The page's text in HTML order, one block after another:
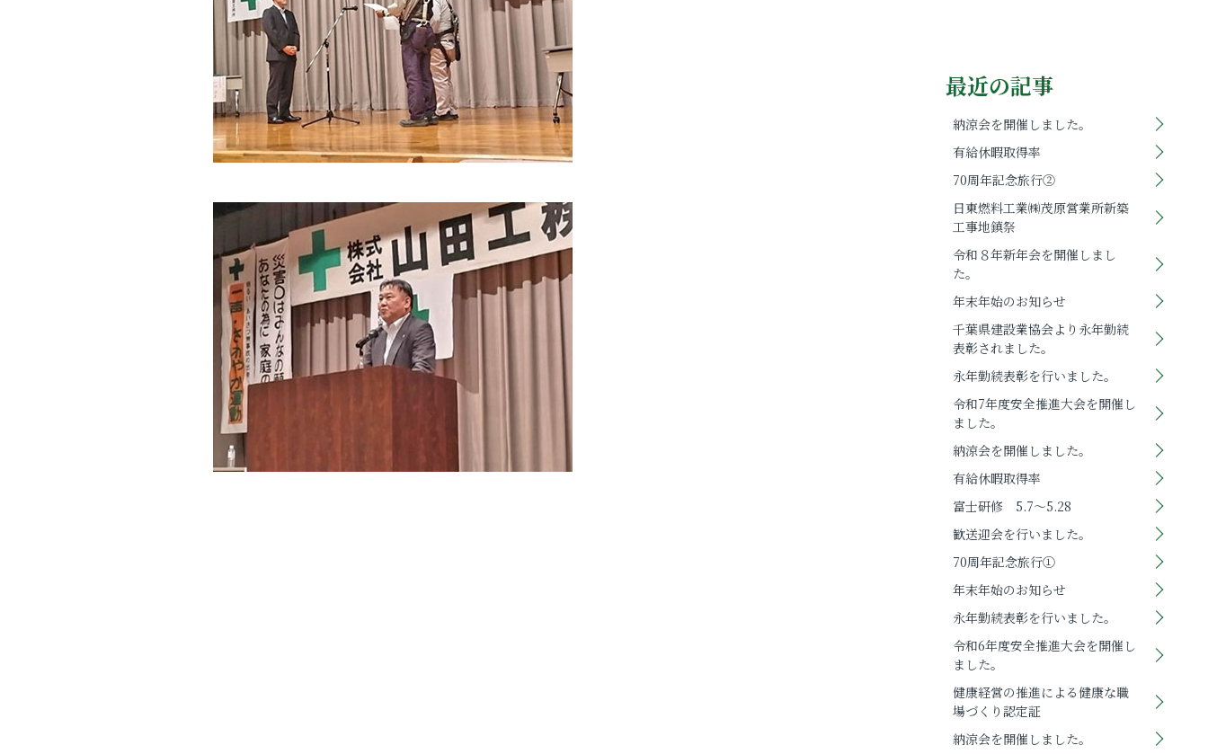
最近の記事
納涼会を開催しました。
有給休暇取得率
70周年記念旅行②
日東燃料工業㈱茂原営業所新築
工事地鎮祭
令和８年新年会を開催しまし
た。
年末年始のお知らせ
千葉県建設業協会より永年勤続
表彰されました。
永年勤続表彰を行いました。
令和7年度安全推進大会を開催し
ました。
納涼会を開催しました。
有給休暇取得率
富士研修 5.7～5.28
歓送迎会を行いました。
70周年記念旅行①
年末年始のお知らせ
永年勤続表彰を行いました。
令和6年度安全推進大会を開催し
ました。
健康経営の推進による健康な職
場づくり認定証
納涼会を開催しました。